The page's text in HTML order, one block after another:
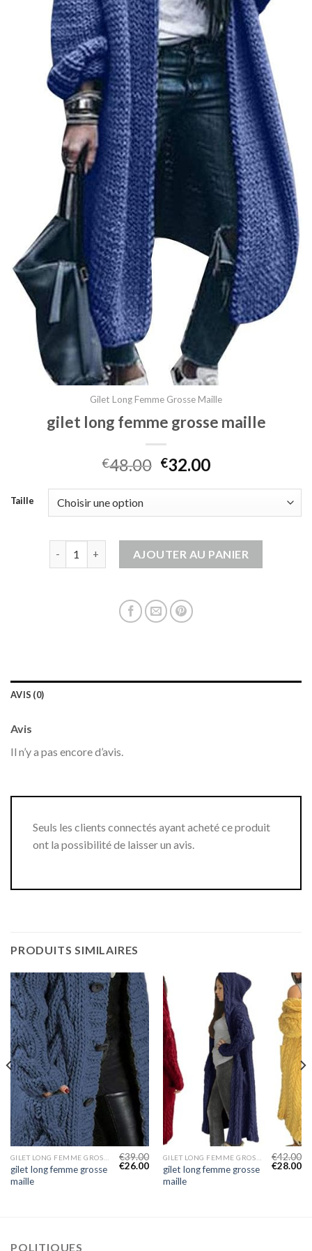
Gilet Long Femme Grosse Maille
gilet long femme grosse maille
€48.00 €32.00
Taille
AJOUTER AU PANIER
AVIS (0)
Avis
Il n’y a pas encore d’avis.
Seuls les clients connectés ayant acheté ce produit
ont la possibilité de laisser un avis.
PRODUITS SIMILAIRES
gilet long femme grosse
maille
€39.00
€26.00
gilet long femme grosse
maille
€42.00
€28.00
POLITIQUES